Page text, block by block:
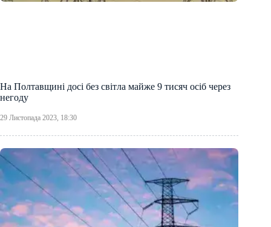
На Полтавщині досі без світла майже 9 тисяч осіб через
негоду
29 Листопада 2023, 18:30